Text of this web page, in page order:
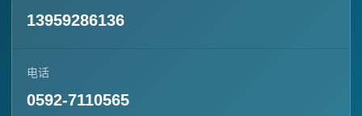
13959286136
电话
0592-7110565